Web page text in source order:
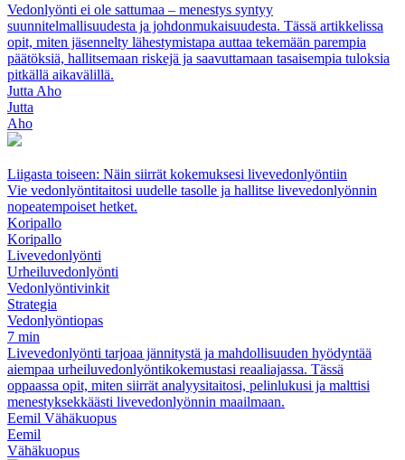
Vedonlyönti ei ole sattumaa – menestys syntyy
suunnitelmallisuudesta ja johdonmukaisuudesta. Tässä artikkelissa
opit, miten jäsennelty lähestymistapa auttaa tekemään parempia
päätöksiä, hallitsemaan riskejä ja saavuttamaan tasaisempia tuloksia
pitkällä aikavälillä.
Jutta Aho
Jutta
Aho
Liigasta toiseen: Näin siirrät kokemuksesi livevedonlyöntiin
Vie vedonlyöntitaitosi uudelle tasolle ja hallitse livevedonlyönnin
nopeatempoiset hetket.
Koripallo
Koripallo
Livevedonlyönti
Urheiluvedonlyönti
Vedonlyöntivinkit
Strategia
Vedonlyöntiopas
7 min
Livevedonlyönti tarjoaa jännitystä ja mahdollisuuden hyödyntää
aiempaa urheiluvedonlyöntikokemustasi reaaliajassa. Tässä
oppaassa opit, miten siirrät analyysitaitosi, pelinlukusi ja malttisi
menestyksekkäästi livevedonlyönnin maailmaan.
Eemil Vähäkuopus
Eemil
Vähäkuopus